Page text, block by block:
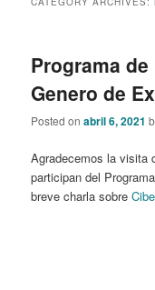
Programa
Genero de
Posted onabril 6, 2021
Agradecemos la visita
participan del
breve charla sobre